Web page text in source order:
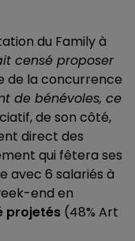
du Family à
censé proposer
de la concurrence
de bénévoles, ce
de son côté,
direct des
qui fêtera ses
avec 6 salariés à
end en
projetés (48% Art